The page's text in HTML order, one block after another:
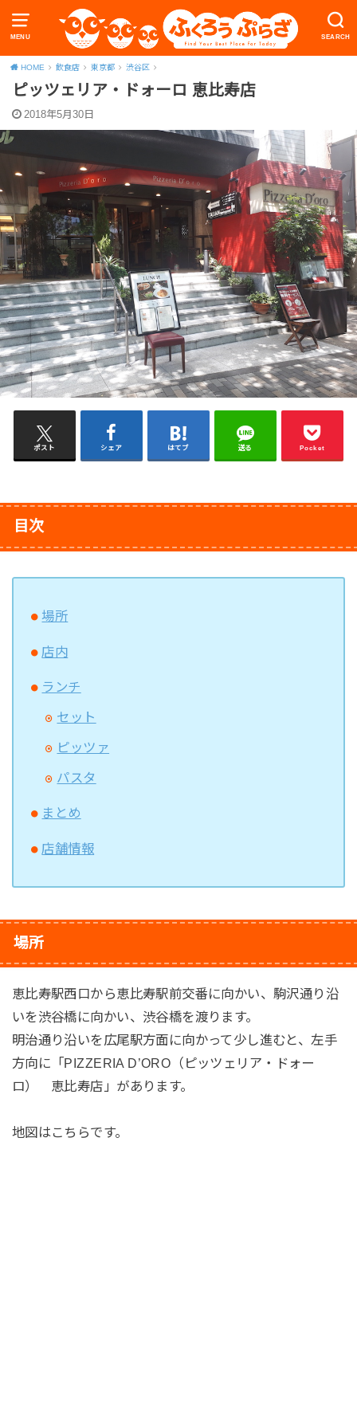
MENU SEARCH
HOME 飲食店 東京都 渋谷区
ピッツェリア・ドォーロ 恵比寿店
2018年5月30日
ポスト シェア はてブ 送る Pocket
目次
場所
店内
ランチ
セット
ピッツァ
パスタ
まとめ
店舗情報
場所
恵比寿駅西口から恵比寿駅前交番に向かい、駒沢通り沿
いを渋谷橋に向かい、渋谷橋を渡ります。
明治通り沿いを広尾駅方面に向かって少し進むと、左手
方向に「PIZZERIA D’ORO（ピッツェリア・ドォー
ロ） 恵比寿店」があります。
地図はこちらです。